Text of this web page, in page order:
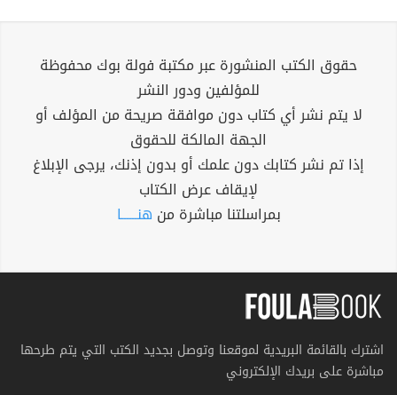
حقوق الكتب المنشورة عبر مكتبة فولة بوك محفوظة
للمؤلفين ودور النشر
لا يتم نشر أي كتاب دون موافقة صريحة من المؤلف أو
الجهة المالكة للحقوق
إذا تم نشر كتابك دون علمك أو بدون إذنك، يرجى الإبلاغ
لإيقاف عرض الكتاب
بمراسلتنا مباشرة من هنــــــا
اشترك بالقائمة البريدية لموقعنا وتوصل بجديد الكتب التي يتم طرحها
مباشرة على بريدك الإلكتروني